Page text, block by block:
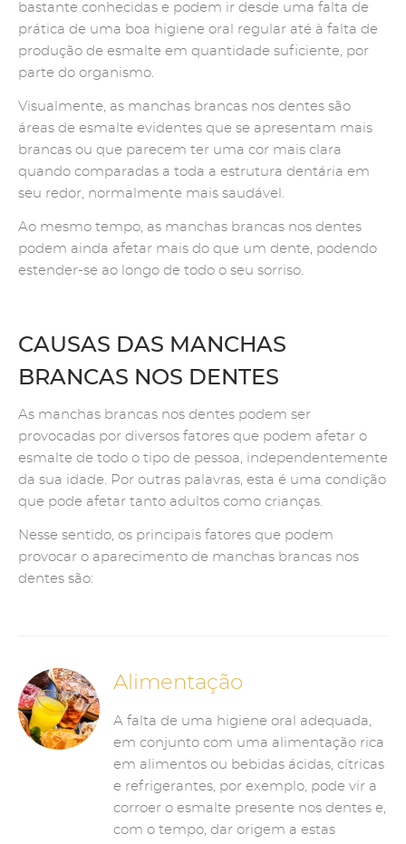
bastante conhecidas e podem ir desde uma falta de
prática de uma boa higiene oral regular até à falta de
produção de esmalte em quantidade suficiente, por
parte do organismo.
Visualmente, as manchas brancas nos dentes são
áreas de esmalte evidentes que se apresentam mais
brancas ou que parecem ter uma cor mais clara
quando comparadas a toda a estrutura dentária em
seu redor, normalmente mais saudável.
Ao mesmo tempo, as manchas brancas nos dentes
podem ainda afetar mais do que um dente, podendo
estender-se ao longo de todo o seu sorriso.
CAUSAS DAS MANCHAS
BRANCAS NOS DENTES
As manchas brancas nos dentes podem ser
provocadas por diversos fatores que podem afetar o
esmalte de todo o tipo de pessoa, independentemente
da sua idade. Por outras palavras, esta é uma condição
que pode afetar tanto adultos como crianças.
Nesse sentido, os principais fatores que podem
provocar o aparecimento de manchas brancas nos
dentes são:
Alimentação
A falta de uma higiene oral adequada,
em conjunto com uma alimentação rica
em alimentos ou bebidas ácidas, cítricas
e refrigerantes, por exemplo, pode vir a
corroer o esmalte presente nos dentes e,
com o tempo, dar origem a estas